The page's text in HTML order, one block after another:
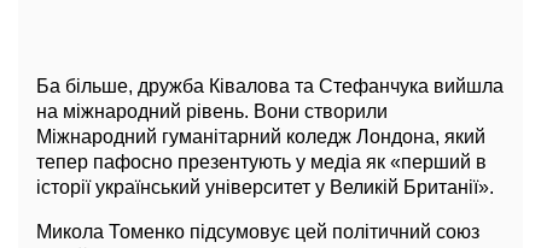
Ба більше, дружба Ківалова та Стефанчука вийшла
на міжнародний рівень. Вони створили
Міжнародний гуманітарний коледж Лондона, який
тепер пафосно презентують у медіа як «перший в
історії український університет у Великій Британії».
Микола Томенко підсумовує цей політичний союз